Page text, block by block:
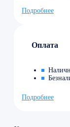
Подробнее
Оплата
Подробнее